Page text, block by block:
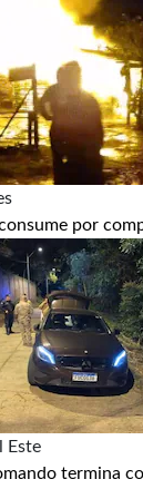
por
Este
termina